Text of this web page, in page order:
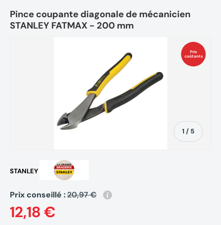
Pince coupante diagonale de mécanicien
STANLEY FATMAX - 200 mm
Prix
coûtants
1 / de
5
STANLEY
Prix conseillé :20,97 €
12,18 €